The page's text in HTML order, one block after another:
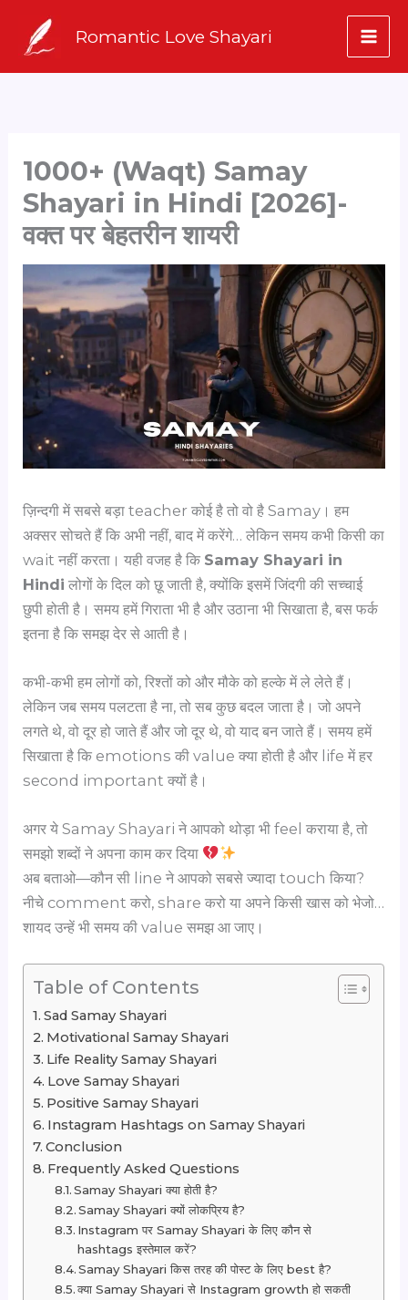
content
Romantic Love Shayari
1000+ (Waqt) Samay
Shayari in Hindi [2026]-
वक्त पर बेहतरीन शायरी
ज़िन्दगी में सबसे बड़ा teacher कोई है तो वो है Samay। हम
अक्सर सोचते हैं कि अभी नहीं, बाद में करेंगे… लेकिन समय कभी किसी का
wait नहीं करता। यही वजह है कि Samay Shayari in
Hindi लोगों के दिल को छू जाती है, क्योंकि इसमें जिंदगी की सच्चाई
छुपी होती है। समय हमें गिराता भी है और उठाना भी सिखाता है, बस फर्क
इतना है कि समझ देर से आती है।
कभी-कभी हम लोगों को, रिश्तों को और मौके को हल्के में ले लेते हैं।
लेकिन जब समय पलटता है ना, तो सब कुछ बदल जाता है। जो अपने
लगते थे, वो दूर हो जाते हैं और जो दूर थे, वो याद बन जाते हैं। समय हमें
सिखाता है कि emotions की value क्या होती है और life में हर
second important क्यों है।
अगर ये Samay Shayari ने आपको थोड़ा भी feel कराया है, तो
समझो शब्दों ने अपना काम कर दिया
अब बताओ—कौन सी line ने आपको सबसे ज्यादा touch किया?
नीचे comment करो, share करो या अपने किसी खास को भेजो…
शायद उन्हें भी समय की value समझ आ जाए।
Table of Contents
Sad Samay Shayari
Motivational Samay Shayari
Life Reality Samay Shayari
Love Samay Shayari
Positive Samay Shayari
Instagram Hashtags on Samay Shayari
Conclusion
Frequently Asked Questions
Samay Shayari क्या होती है?
Samay Shayari क्यों लोकप्रिय है?
Instagram पर Samay Shayari के लिए कौन से
hashtags इस्तेमाल करें?
Samay Shayari किस तरह की पोस्ट के लिए best है?
क्या Samay Shayari से Instagram growth हो सकती